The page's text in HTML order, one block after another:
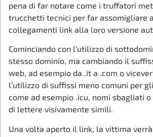
pena di far notare come i truffatori
trucchetti tecnici per far assomigliare
collegamenti link alla loro versione
Cominciando con l’utilizzo di
stesso dominio, ma cambiando il
web, ad esempio da .it a .com o
l’utilizzo di suffissi meno comuni per
come ad esempio .icu, nomi sbagliati
di lettere visivamente simili.
Una volta aperto il link, la vittima